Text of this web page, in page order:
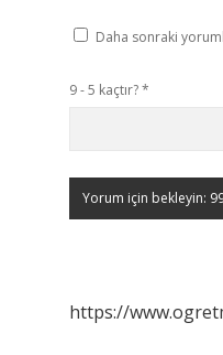
Daha sonraki
9 - 5 kaçtır?*
https://